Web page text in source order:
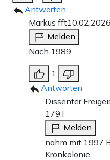
Antworten
Markus fft
Melden
Nach 1989
1
Antworten
Dissenter
179T
Melden
nahm mit 1997
Kronkolonie.